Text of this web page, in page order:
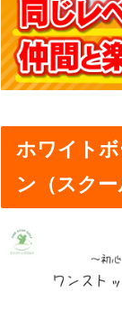
ホワイト
ン（スクー
動